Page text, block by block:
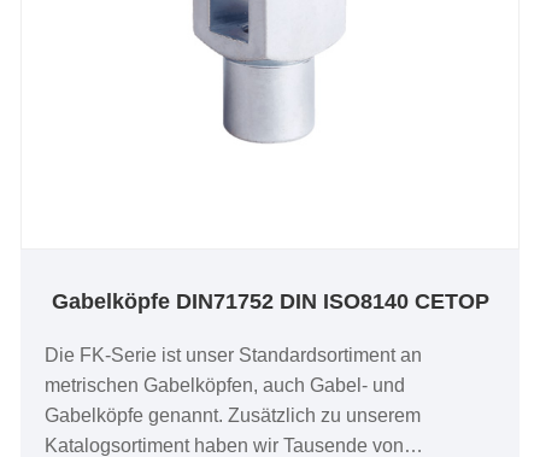
Gabelköpfe DIN71752 DIN ISO8140 CETOP
Die FK-Serie ist unser Standardsortiment an
metrischen Gabelköpfen, auch Gabel- und
Gabelköpfe genannt. Zusätzlich zu unserem
Katalogsortiment haben wir Tausende von